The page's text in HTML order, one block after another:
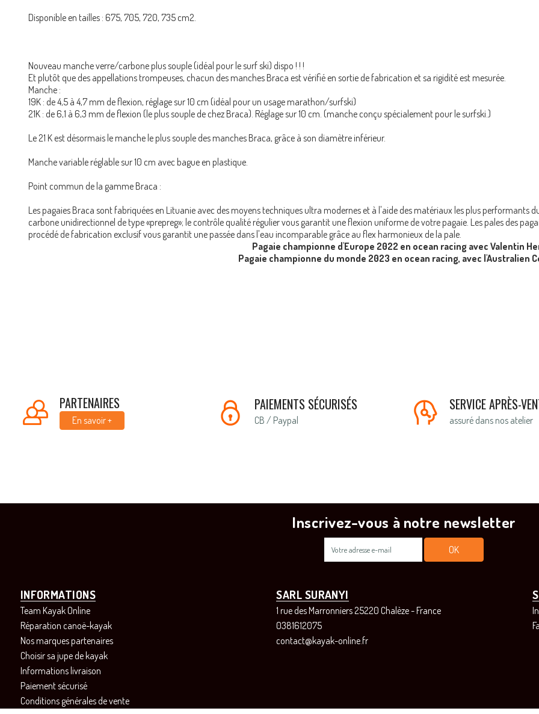
Disponible en tailles : 675, 705, 720, 735 cm2.
Nouveau manche verre/carbone plus souple (idéal pour le surf ski) dispo ! ! !
Et plutôt que des appellations trompeuses, chacun des manches Braca est vérifié en sortie de fabrication et sa rigidité est mesurée.
Manche :
19K : de 4,5 à 4,7 mm de flexion, réglage sur 10 cm (idéal pour un usage marathon/surfski)
21K : de 6,1 à 6,3 mm de flexion (le plus souple de chez Braca). Réglage sur 10 cm. (manche conçu spécialement pour le surfski.)
Le 21 K est désormais le manche le plus souple des manches Braca, grâce à son diamètre inférieur.
Manche variable réglable sur 10 cm avec bague en plastique.
Point commun de la gamme Braca :
Les pagaies Braca sont fabriquées en Lituanie avec des moyens techniques ultra modernes et à l'aide des matériaux les plus performants
carbone unidirectionnel de type «prepreg»; le contrôle qualité régulier vous garantit une flexion uniforme de votre pagaie. Les pales des
procédé de fabrication exclusif vous garantit une passée dans l'eau incomparable grâce au flex harmonieux de la pale.
Pagaie championne d'Europe 2022 en ocean racing avec Valentin
Pagaie championne du monde 2023 en ocean racing, avec l'Australien
PARTENAIRES
En savoir +
PAIEMENTS SÉCURISÉS
CB / Paypal
SERVICE APRÈS-
assuré dans nos atelier
Inscrivez-vous à notre newsletter
INFORMATIONS
Team Kayak Online
Réparation canoë-kayak
Nos marques partenaires
Choisir sa jupe de kayak
Informations livraison
Paiement sécurisé
Conditions générales de vente
SARL SURANYI
1 rue des Marronniers 25220 Chalèze - France
0381612075
contact@kayak-online.fr